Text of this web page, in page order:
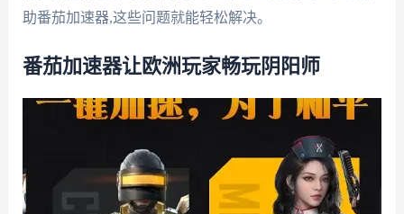
助番茄加速器,这些问题就能轻松解决。
番茄加速器让欧洲玩家畅玩阴阳师